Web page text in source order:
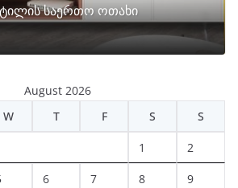
საერთო ოთახი
August 2026
W T F S S
1 2
6 7 8 9